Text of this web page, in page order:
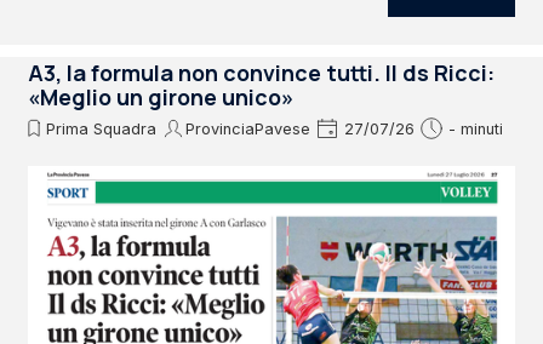
A3, la formula non convince tutti. Il ds Ricci:
«Meglio un girone unico»
Prima Squadra ProvinciaPavese 27/07/26 - minuti